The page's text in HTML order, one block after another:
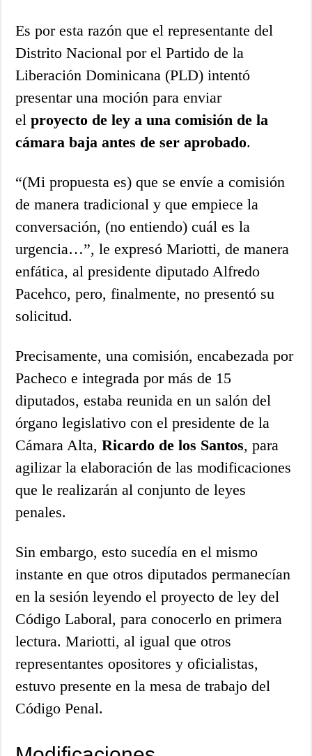
Es por esta razón que el representante del
Distrito Nacional por el Partido de la
Liberación Dominicana (PLD) intentó
presentar una moción para enviar
elproyecto de ley a una comisión de la
cámara baja antes de ser aprobado.
“(Mi propuesta es) que se envíe a comisión
de manera tradicional y que empiece la
conversación, (no entiendo) cuál es la
urgencia…”, le expresó Mariotti, de manera
enfática, al presidente diputado Alfredo
Pacehco, pero, finalmente, no presentó su
solicitud.
Precisamente, una comisión, encabezada por
Pacheco e integrada por más de 15
diputados, estaba reunida en un salón del
órgano legislativo con el presidente de la
Cámara Alta,Ricardo de los Santos, para
agilizar la elaboración de las modificaciones
que le realizarán al conjunto de leyes
penales.
Sin embargo, esto sucedía en el mismo
instante en que otros diputados permanecían
en la sesión leyendo el proyecto de ley del
Código Laboral, para conocerlo en primera
lectura. Mariotti, al igual que otros
representantes opositores y oficialistas,
estuvo presente en la mesa de trabajo del
Código Penal.